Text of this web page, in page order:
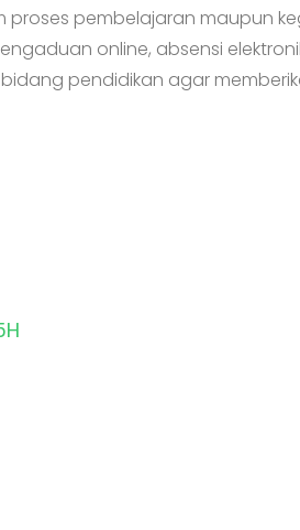
proses pembelajaran maupun
online, absensi
pendidikan agar